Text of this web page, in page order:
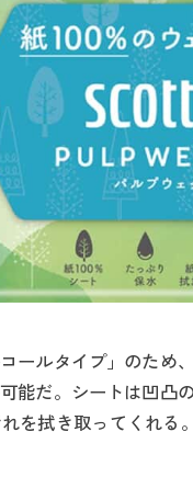
ールタイプ」のため
能だ。シートは凹凸
を拭き取ってくれ